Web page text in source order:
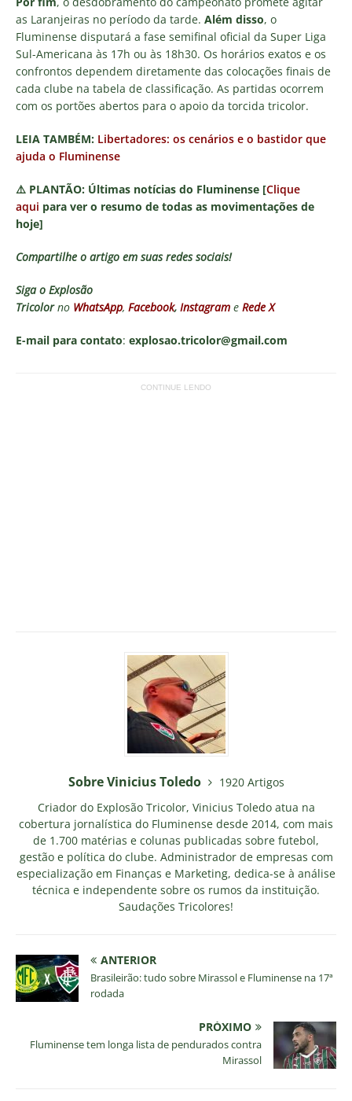
as Laranjeiras no período da tarde. Além disso, o
Fluminense disputará a fase semifinal oficial da Super Liga
Sul-Americana às 17h ou às 18h30. Os horários exatos e os
confrontos dependem diretamente das colocações finais de
cada clube na tabela de classificação. As partidas ocorrem
com os portões abertos para o apoio da torcida tricolor.
LEIA TAMBÉM: Libertadores: os cenários e o bastidor que
ajuda o Fluminense
⚠️ PLANTÃO: Últimas notícias do Fluminense [Clique
aqui para ver o resumo de todas as movimentações de
hoje]
Compartilhe o artigo em suas redes sociais!
Siga o Explosão
Tricolorno WhatsApp, Facebook, Instagram e Rede X
E-mail para contato: explosao.tricolor@gmail.com
CONTINUE LENDO
Sobre Vinicius Toledo
1920 Artigos
Criador do Explosão Tricolor, Vinicius Toledo atua na
cobertura jornalística do Fluminense desde 2014, com mais
de 1.700 matérias e colunas publicadas sobre futebol,
gestão e política do clube. Administrador de empresas com
especialização em Finanças e Marketing, dedica-se à análise
técnica e independente sobre os rumos da instituição.
Saudações Tricolores!
ANTERIOR
Brasileirão: tudo sobre Mirassol e Fluminense na 17ª
rodada
PRÓXIMO
Fluminense tem longa lista de pendurados contra
Mirassol